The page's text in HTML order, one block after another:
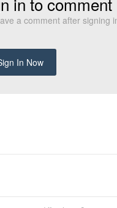
a comment after signing
In Now